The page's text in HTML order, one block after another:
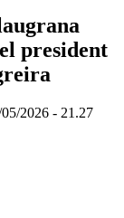
president
2026 - 21.27